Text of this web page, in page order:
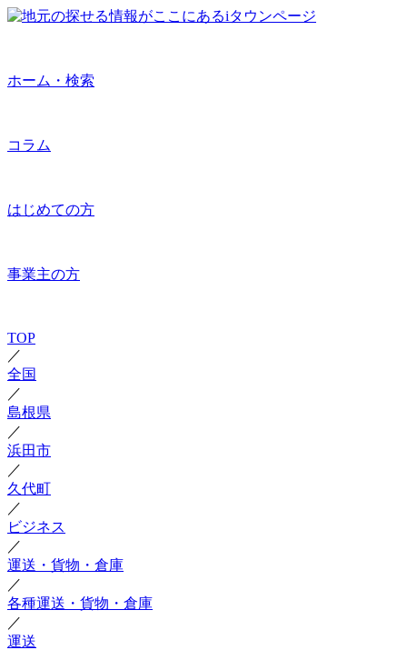
ホーム・検索
コラム
はじめての方
事業主の方
TOP
／
全国
／
島根県
／
浜田市
／
久代町
／
ビジネス
／
運送・貨物・倉庫
／
各種運送・貨物・倉庫
／
運送